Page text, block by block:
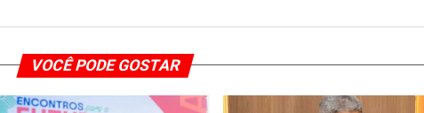
VOCÊ PODE GOSTAR